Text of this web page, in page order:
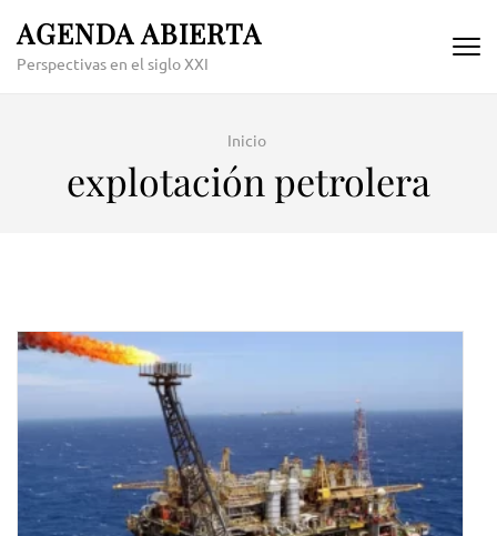
content
AGENDA ABIERTA
Perspectivas en el siglo XXI
Inicio
explotación petrolera